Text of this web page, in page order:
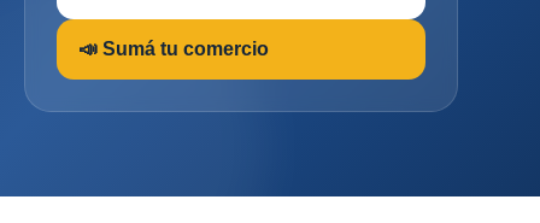
📣 Sumá tu comercio